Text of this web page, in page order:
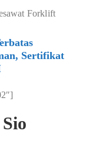
Forklift
Sertifikat